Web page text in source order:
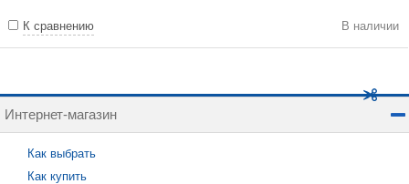
К сравнению В наличии
Интернет-магазин
Как выбрать
Как купить